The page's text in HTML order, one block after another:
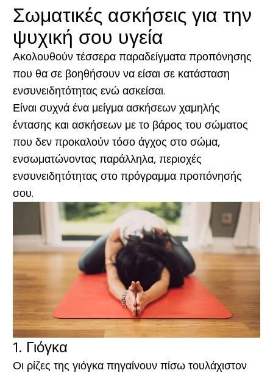
Σωματικές ασκήσεις για την
ψυχική σου υγεία
Ακολουθούν τέσσερα παραδείγματα προπόνησης
που θα σε βοηθήσουν να είσαι σε κατάσταση
ενσυνειδητότητας ενώ ασκείσαι.
Είναι συχνά ένα μείγμα ασκήσεων χαμηλής
έντασης και ασκήσεων με το βάρος του σώματος
που δεν προκαλούν τόσο άγχος στο σώμα,
ενσωματώνοντας παράλληλα, περιοχές
ενσυνειδητότητας στο πρόγραμμα προπόνησής
σου.
1. Γιόγκα
Οι ρίζες της γιόγκα πηγαίνουν πίσω τουλάχιστον